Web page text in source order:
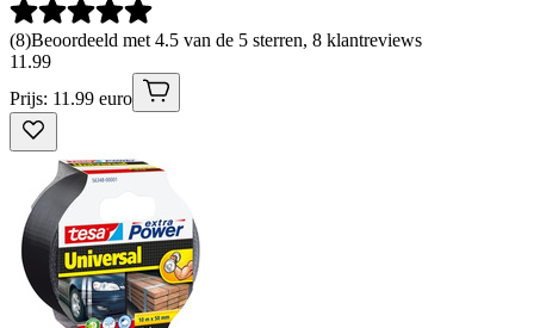
(8)Beoordeeld met 4.5 van de 5 sterren, 8 klantreviews
11 .99
Prijs: 11.99 euro